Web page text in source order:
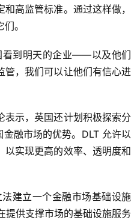
高监管标准。通过这样做，
。
看到明天的企业——以及他们
管，我们可以让他们有信心进
表示，英国还计划积极探索分
融市场的优势。DLT 允许以
以实现更高的效率、透明度和
建立一个金融市场基础设施
提供支撑市场的基础设施服务